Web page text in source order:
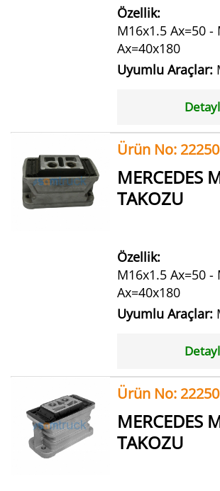
Özellik:
M16x1.5 Ax=50 -
Ax=40x180
Uyumlu Araçlar:
Ürün No:
MERCEDES
TAKOZU
Özellik:
M16x1.5 Ax=50 -
Ax=40x180
Uyumlu Araçlar:
Ürün No:
MERCEDES
TAKOZU